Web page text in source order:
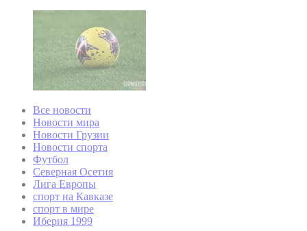
Все новости
Новости мира
Новости Грузии
Новости спорта
Футбол
Северная Осетия
Лига Европы
спорт на Кавказе
спорт в мире
Иберия 1999